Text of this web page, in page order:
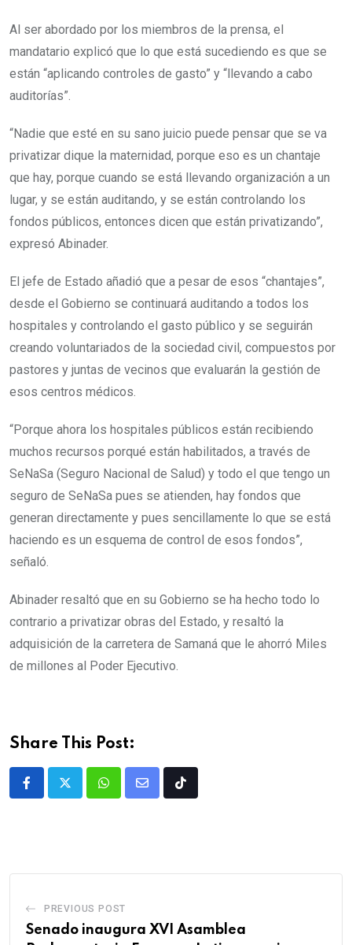
Al ser abordado por los miembros de la prensa, el
mandatario explicó que lo que está sucediendo es que se
están “aplicando controles de gasto” y “llevando a cabo
auditorías”.
“Nadie que esté en su sano juicio puede pensar que se va
privatizar dique la maternidad, porque eso es un chantaje
que hay, porque cuando se está llevando organización a un
lugar, y se están auditando, y se están controlando los
fondos públicos, entonces dicen que están privatizando”,
expresó Abinader.
El jefe de Estado añadió que a pesar de esos “chantajes”,
desde el Gobierno se continuará auditando a todos los
hospitales y controlando el gasto público y se seguirán
creando voluntariados de la sociedad civil, compuestos por
pastores y juntas de vecinos que evaluarán la gestión de
esos centros médicos.
“Porque ahora los hospitales públicos están recibiendo
muchos recursos porqué están habilitados, a través de
SeNaSa (Seguro Nacional de Salud) y todo el que tengo un
seguro de SeNaSa pues se atienden, hay fondos que
generan directamente y pues sencillamente lo que se está
haciendo es un esquema de control de esos fondos”,
señaló.
Abinader resaltó que en su Gobierno se ha hecho todo lo
contrario a privatizar obras del Estado, y resaltó la
adquisición de la carretera de Samaná que le ahorró Miles
de millones al Poder Ejecutivo.
Share This Post:
PREVIOUS POST
Senado inaugura XVI Asamblea